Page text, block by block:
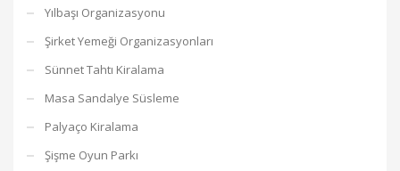
Yılbaşı Organizasyonu
Şirket Yemeği Organizasyonları
Sünnet Tahtı Kiralama
Masa Sandalye Süsleme
Palyaço Kiralama
Şişme Oyun Parkı